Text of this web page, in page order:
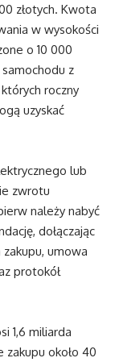
złotych. Kwota
w wysokości
o 10 000
z
roczny
uzyskać
lub
zwrotu
należy nabyć
dołączając
umowa
protokół
1,6 miliarda
zakupu około 40